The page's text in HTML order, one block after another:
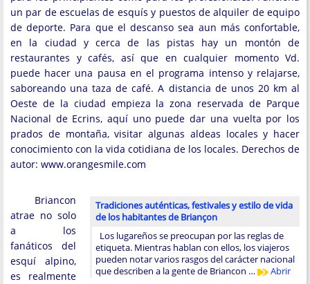
un par de escuelas de esquís y puestos de alquiler de equipo
de deporte. Para que el descanso sea aun más confortable,
en la ciudad y cerca de las pistas hay un montón de
restaurantes y cafés, así que en cualquier momento Vd.
puede hacer una pausa en el programa intenso y relajarse,
saboreando una taza de café. A distancia de unos 20 km al
Oeste de la ciudad empieza la zona reservada de Parque
Nacional de Ecrins, aquí uno puede dar una vuelta por los
prados de montaña, visitar algunas aldeas locales y hacer
conocimiento con la vida cotidiana de los locales. Derechos de
autor: www.orangesmile.com
Tradiciones auténticas, festivales y estilo de vida
de los habitantes de Briançon
Los lugareños se preocupan por las reglas de
etiqueta. Mientras hablan con ellos, los viajeros
pueden notar varios rasgos del carácter nacional
que describen a la gente de Briancon …
Abrir
Briancon
atrae no solo
a los
fanáticos del
esquí alpino,
es realmente